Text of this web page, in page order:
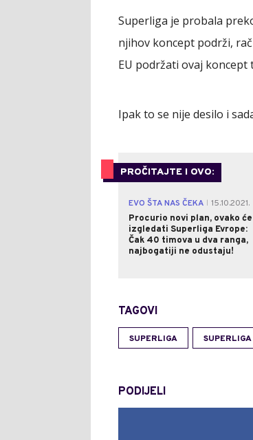
Superliga je probala
njihov koncept podrži,
EU podržati ovaj koncept
Ipak to se nije desilo i
PROČITAJTE I OVO:
EVO ŠTA NAS ČEKA
15.10.2021.
Procurio novi plan, ovako će
izgledati Superliga Evrope:
Čak 40 timova u dva ranga,
najbogatiji ne odustaju!
TAGOVI
SUPERLIGA
PODIJELI